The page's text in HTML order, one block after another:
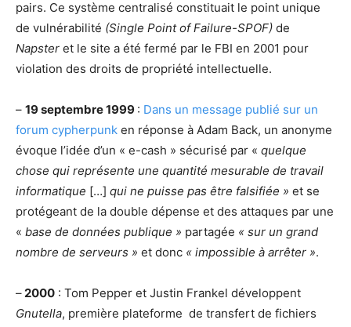
pairs. Ce système centralisé constituait le point unique
de vulnérabilité (Single Point of Failure-SPOF) de
Napster et le site a été fermé par le FBI en 2001 pour
violation des droits de propriété intellectuelle.
– 19 septembre 1999 : Dans un message publié sur un
forum cypherpunk en réponse à Adam Back, un anonyme
évoque l’idée d’un « e-cash » sécurisé par « quelque
chose qui représente une quantité mesurable de travail
informatique […] qui ne puisse pas être falsifiée » et se
protégeant de la double dépense et des attaques par une
« base de données publique » partagée « sur un grand
nombre de serveurs » et donc « impossible à arrêter ».
– 2000 : Tom Pepper et Justin Frankel développent
Gnutella, première plateforme de transfert de fichiers